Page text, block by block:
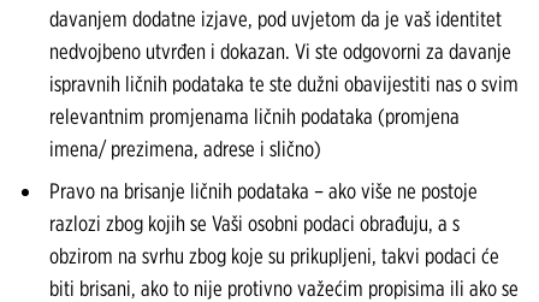
davanjem dodatne izjave, pod uvjetom da je vaš identitet
nedvojbeno utvrđen i dokazan. Vi ste odgovorni za davanje
ispravnih ličnih podataka te ste dužni obavijestiti nas o svim
relevantnim promjenama ličnih podataka (promjena
imena/ prezimena, adrese i slično)
Pravo na brisanje ličnih podataka – ako više ne postoje
razlozi zbog kojih se Vaši osobni podaci obrađuju, a s
obzirom na svrhu zbog koje su prikupljeni, takvi podaci će
biti brisani, ako to nije protivno važećim propisima ili ako se